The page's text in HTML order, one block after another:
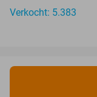
Verkocht: 5.383